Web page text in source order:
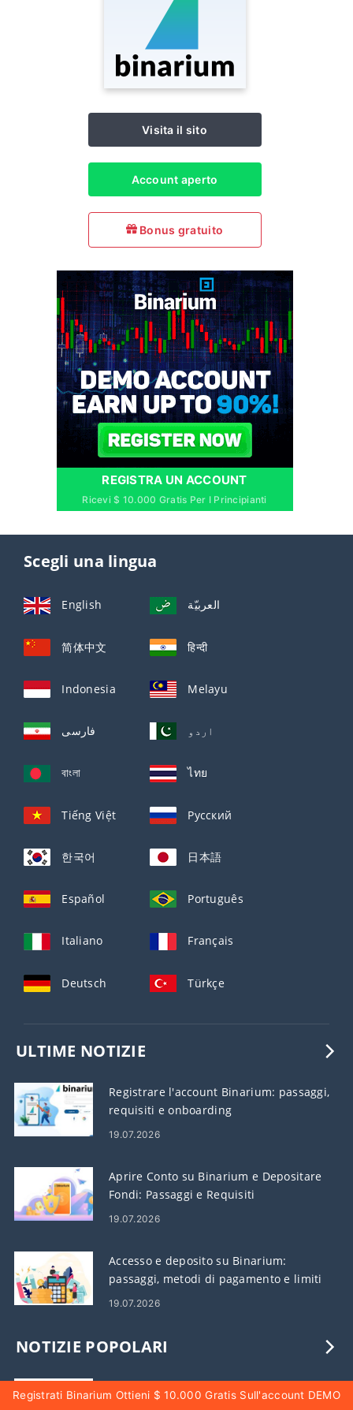
Visita il sito
Account aperto
Bonus gratuito
REGISTRA UN ACCOUNT
Ricevi $ 10.000 Gratis Per I Principianti
Scegli una lingua
English العربيّة
简体中文 हिन्दी
Indonesia Melayu
فارسی اردو
বাংলা ไทย
Tiếng Việt Русский
한국어 日本語
Español Português
Italiano Français
Deutsch Türkçe
ULTIME NOTIZIE
Registrare l'account Binarium: passaggi,
requisiti e onboarding
19.07.2026
Aprire Conto su Binarium e Depositare
Fondi: Passaggi e Requisiti
19.07.2026
Accesso e deposito su Binarium:
passaggi, metodi di pagamento e limiti
19.07.2026
NOTIZIE POPOLARI
Accesso a Binarium: passaggi di accesso
Registrati Binarium Ottieni $ 10.000 Gratis Sull'account DEMO